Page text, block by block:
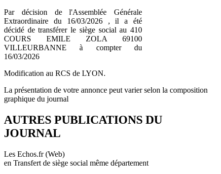
Par décision de l'Assemblée Générale
Extraordinaire du 16/03/2026 , il a été
décidé de transférer le siège social au 410
COURS EMILE ZOLA 69100
VILLEURBANNE à compter du
16/03/2026
Modification au RCS de LYON.
La présentation de votre annonce peut varier selon la composition
graphique du journal
AUTRES PUBLICATIONS DU
JOURNAL
Les Echos.fr (Web)
en Transfert de siège social même département